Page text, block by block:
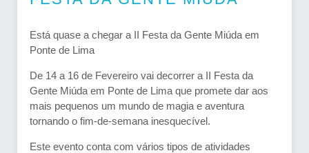
Está quase a chegar a II Festa da Gente Miúda em
Ponte de Lima
De 14 a 16 de Fevereiro vai decorrer a II Festa da
Gente Miúda em Ponte de Lima que promete dar aos
mais pequenos um mundo de magia e aventura
tornando o fim-de-semana inesquecível.
Este evento conta com vários tipos de atividades